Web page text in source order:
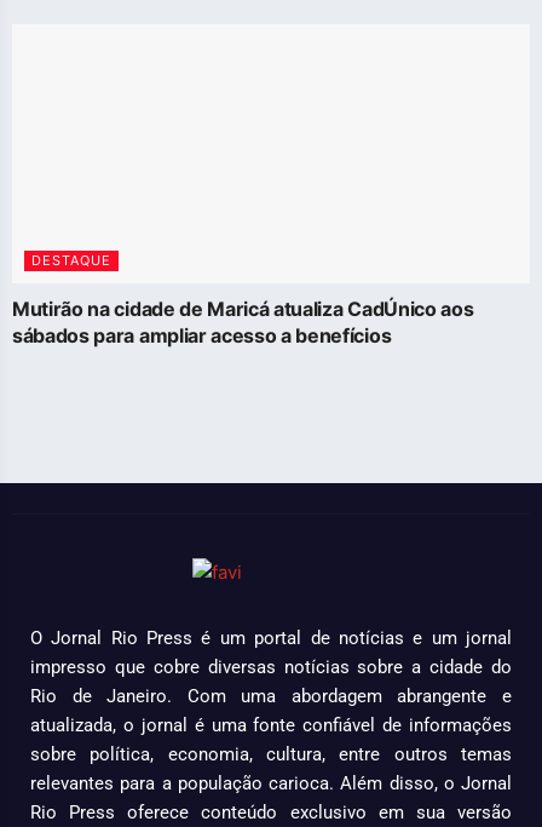
DESTAQUE
Mutirão na cidade de Maricá atualiza CadÚnico aos
sábados para ampliar acesso a benefícios
O Jornal Rio Press é um portal de notícias e um jornal
impresso que cobre diversas notícias sobre a cidade do
Rio de Janeiro. Com uma abordagem abrangente e
atualizada, o jornal é uma fonte confiável de informações
sobre política, economia, cultura, entre outros temas
relevantes para a população carioca. Além disso, o Jornal
Rio Press oferece conteúdo exclusivo em sua versão